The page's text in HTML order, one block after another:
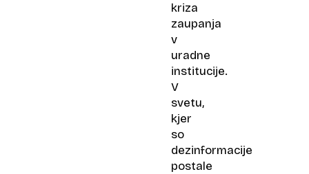
kriza
zaupanja
v
uradne
institucije.
V
svetu,
kjer
so
dezinformacije
postale